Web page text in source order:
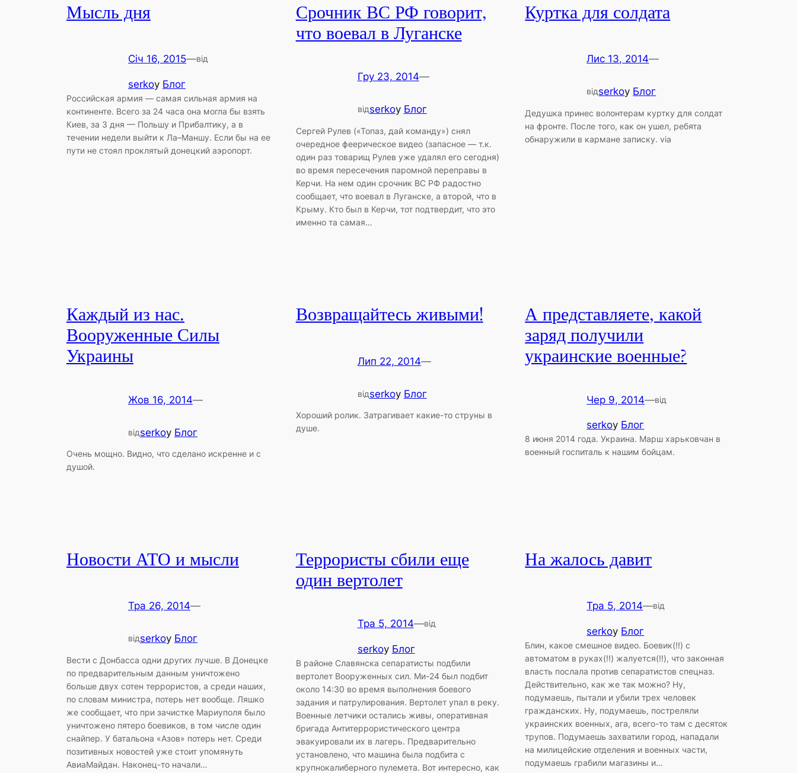
Мысль дня
Січ 16, 2015—від
serkoу Блог
Российская армия — самая сильная армия на
континенте. Всего за 24 часа она могла бы взять
Киев, за 3 дня — Польшу и Прибалтику, а в
течении недели выйти к Ла–Маншу. Если бы на ее
пути не стоял проклятый донецкий аэропорт.
Срочник ВС РФ говорит,
что воевал в Луганске
Гру 23, 2014—
відserkoу Блог
Сергей Рулев («Топаз, дай команду») снял
очередное феерическое видео (запасное — т.к.
один раз товарищ Рулев уже удалял его сегодня)
во время пересечения паромной переправы в
Керчи. На нем один срочник ВС РФ радостно
сообщает, что воевал в Луганске, а второй, что в
Крыму. Кто был в Керчи, тот подтвердит, что это
именно та самая…
Куртка для солдата
Лис 13, 2014—
відserkoу Блог
Дедушка принес волонтерам куртку для солдат
на фронте. После того, как он ушел, ребята
обнаружили в кармане записку. via
Каждый из нас.
Вооруженные Силы
Украины
Жов 16, 2014—
відserkoу Блог
Очень мощно. Видно, что сделано искренне и с
душой.
Возвращайтесь живыми!
Лип 22, 2014—
відserkoу Блог
Хороший ролик. Затрагивает какие-то струны в
душе.
А представляете, какой
заряд получили
украинские военные?
Чер 9, 2014—від
serkoу Блог
8 июня 2014 года. Украина. Марш харьковчан в
военный госпиталь к нашим бойцам.
Новости АТО и мысли
Тра 26, 2014—
відserkoу Блог
Вести с Донбасса одни других лучше. В Донецке
по предварительным данным уничтожено
больше двух сотен террористов, а среди наших,
по словам министра, потерь нет вообще. Ляшко
же сообщает, что при зачистке Мариуполя было
уничтожено пятеро боевиков, в том числе один
снайпер. У батальона «Азов» потерь нет. Среди
позитивных новостей уже стоит упомянуть
АвиаМайдан. Наконец-то начали…
Террористы сбили еще
один вертолет
Тра 5, 2014—від
serkoу Блог
В районе Славянска сепаратисты подбили
вертолет Вооруженных сил. Ми-24 был подбит
около 14:30 во время выполнения боевого
задания и патрулирования. Вертолет упал в реку.
Военные летчики остались живы, оперативная
бригада Антитеррористического центра
эвакуировали их в лагерь. Предварительно
установлено, что машина была подбита с
крупнокалиберного пулемета. Вот интересно, как
На жалось давит
Тра 5, 2014—від
serkoу Блог
Блин, какое смешное видео. Боевик(!!) с
автоматом в руках(!!) жалуется(!!), что законная
власть послала против сепаратистов спецназ.
Действительно, как же так можно? Ну,
подумаешь, пытали и убили трех человек
гражданских. Ну, подумаешь, постреляли
украинских военных, ага, всего-то там с десяток
трупов. Подумаешь захватили город, нападали
на милицейские отделения и военных части,
подумаешь грабили магазины и…